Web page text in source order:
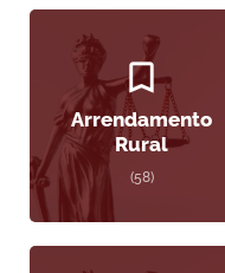
Arrendamento
Rural
(58)